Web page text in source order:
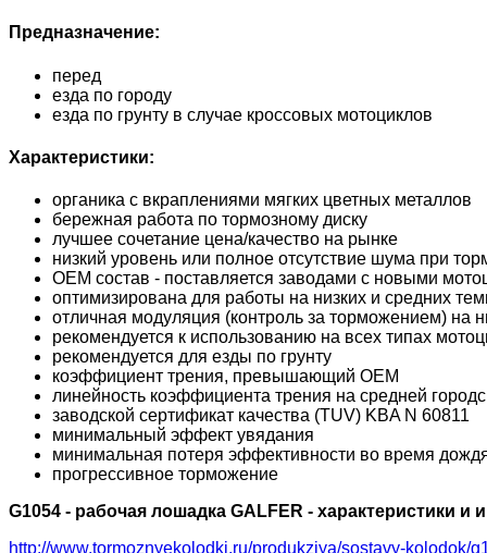
Предназначение:
перед
езда по городу
езда по грунту в случае кроссовых мотоциклов
Характеристики:
органика с вкраплениями мягких цветных металлов
бережная работа по тормозному диску
лучшее сочетание цена/качество на рынке
низкий уровень или полное отсутствие шума при
OEM состав - поставляется заводами с новыми
оптимизирована для работы на низких и средних
отличная модуляция (контроль за торможением) на
рекомендуется к использованию на всех типах
рекомендуется для езды по грунту
коэффициент трения, превышающий OEM
линейность коэффициента трения на средней
заводской сертификат качества (TUV) KBA N 60811
минимальный эффект увядания
минимальная потеря эффективности во время
прогрессивное торможение
G1054 - рабочая лошадка GALFER - характеристики
http://www.tormoznyekolodki.ru/produkziya/sostavy-kolodok/